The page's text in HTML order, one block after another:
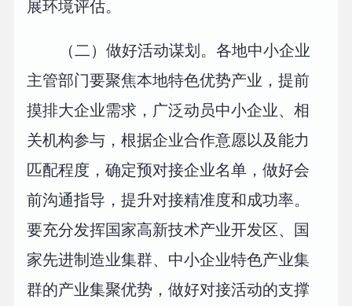
展环境评估。
（二）做好活动谋划。各地中小企业
主管部门要聚焦本地特色优势产业，提前
摸排大企业需求，广泛动员中小企业、相
关机构参与，根据企业合作意愿以及能力
匹配程度，确定预对接企业名单，做好会
前沟通指导，提升对接精准度和成功率。
要充分发挥国家高新技术产业开发区、国
家先进制造业集群、中小企业特色产业集
群的产业集聚优势，做好对接活动的支撑